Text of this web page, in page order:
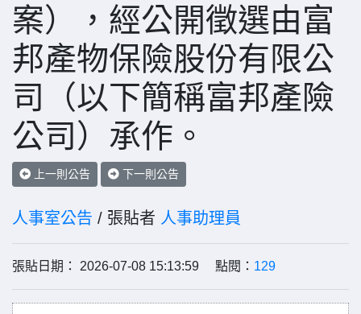
案），經公開徵選由富
邦產物保險股份有限公
司（以下簡稱富邦產險
公司）承作。
上一則公告 下一則公告
人事室公告 / 張貼者 人事助理員
張貼日期： 2026-07-08 15:13:59 點閱： 129